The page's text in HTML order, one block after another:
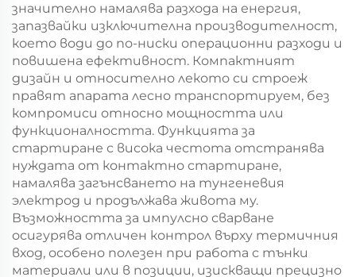
значително намалява разхода на енергия,
запазвайки изключителна производителност,
което води до по-ниски операционни разходи и
повишена ефективност. Компактният
дизайн и относително лекото си строеж
правят апарата лесно транспортируем, без
компромиси относно мощността или
функционалността. Функцията за
стартиране с висока честота отстранява
нуждата от контактно стартиране,
намалява загънсването на тунгеневия
электрод и продължава живота му.
Възможността за импулсно сварване
осигурява отличен контрол върху термичния
вход, особено полезен при работа с тънки
материали или в позиции, изискващи прецизно